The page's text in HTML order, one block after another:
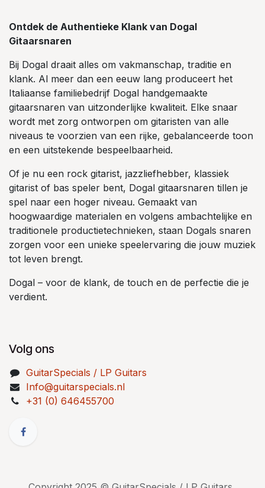
Ontdek de Authentieke Klank van Dogal
Gitaarsnaren
Bij Dogal draait alles om vakmanschap, traditie en
klank. Al meer dan een eeuw lang produceert het
Italiaanse familiebedrijf Dogal handgemaakte
gitaarsnaren van uitzonderlijke kwaliteit. Elke snaar
wordt met zorg ontworpen om gitaristen van alle
niveaus te voorzien van een rijke, gebalanceerde toon
en een uitstekende bespeelbaarheid.
Of je nu een rock gitarist, jazzliefhebber, klassiek
gitarist of bas speler bent, Dogal gitaarsnaren tillen je
spel naar een hoger niveau. Gemaakt van
hoogwaardige materialen en volgens ambachtelijke en
traditionele productietechnieken, staan Dogals snaren
zorgen voor een unieke speelervaring die jouw muziek
tot leven brengt.
Dogal – voor de klank, de touch en de perfectie die je
verdient.
Volg ons
GuitarSpecials / LP Guitars
Info@guitarspecials.nl
+31 (0) 646455700